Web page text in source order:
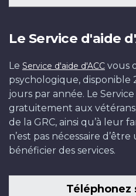
Le Service d'aide
Le Service d'aide d'ACC vous
psychologique, disponible
jours par année. Le Service
gratuitement aux
de la GRC, ainsi qu’à leur
n’est pas nécessaire
bénéficier des services.
Téléphonez